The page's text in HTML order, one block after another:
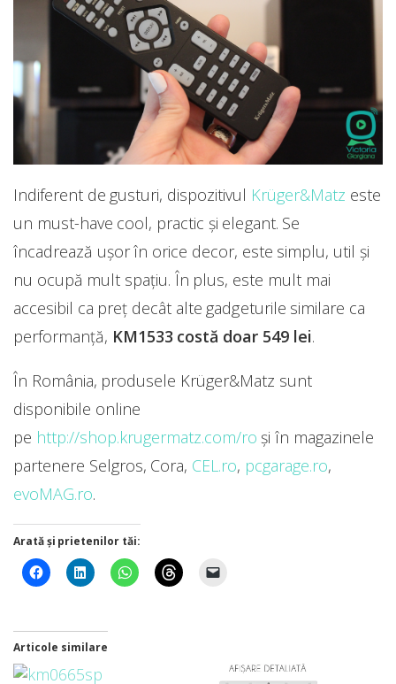
Indiferent de gusturi, dispozitivul Krüger&Matz este
un must-have cool, practic și elegant. Se
încadrează ușor în orice decor, este simplu, util și
nu ocupă mult spațiu. În plus, este mult mai
accesibil ca preț decât alte gadgeturile similare ca
performanță, KM1533 costă doar 549 lei.
În România, produsele Krüger&Matz sunt
disponibile online
pe http://shop.krugermatz.com/ro și în magazinele
partenere Selgros, Cora, CEL.ro, pcgarage.ro,
evoMAG.ro.
Arată și prietenilor tăi:
Articole similare